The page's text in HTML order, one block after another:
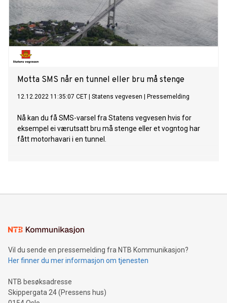
Motta SMS når en tunnel eller bru må stenge
12.12.2022 11:35:07 CET Statens vegvesen Pressemelding
Nå kan du få SMS-varsel fra Statens vegvesen hvis for
eksempel ei værutsatt bru må stenge eller et vogntog har
fått motorhavari i en tunnel.
Vil du sende en pressemelding fra NTB Kommunikasjon?
Her finner du mer informasjon om tjenesten
NTB besøksadresse
Skippergata 24 (Pressens hus)